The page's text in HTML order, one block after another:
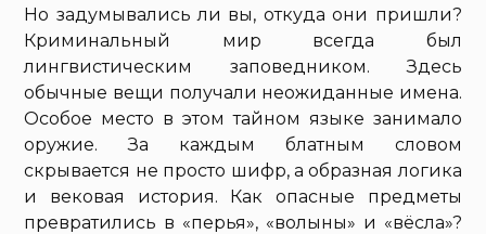
Но задумывались ли вы, откуда они пришли?
Криминальный мир всегда был
лингвистическим заповедником. Здесь
обычные вещи получали неожиданные имена.
Особое место в этом тайном языке занимало
оружие. За каждым блатным словом
скрывается не просто шифр, а образная логика
и вековая история. Как опасные предметы
превратились в «перья», «волыны» и «вёсла»?